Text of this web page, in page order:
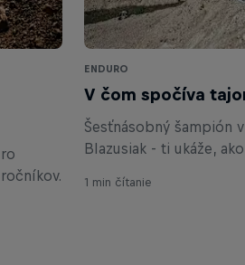
ENDURO
V čom spočíva
Šesťnásobný šampión
Blazusiak - ti ukáže,
1 min čítanie